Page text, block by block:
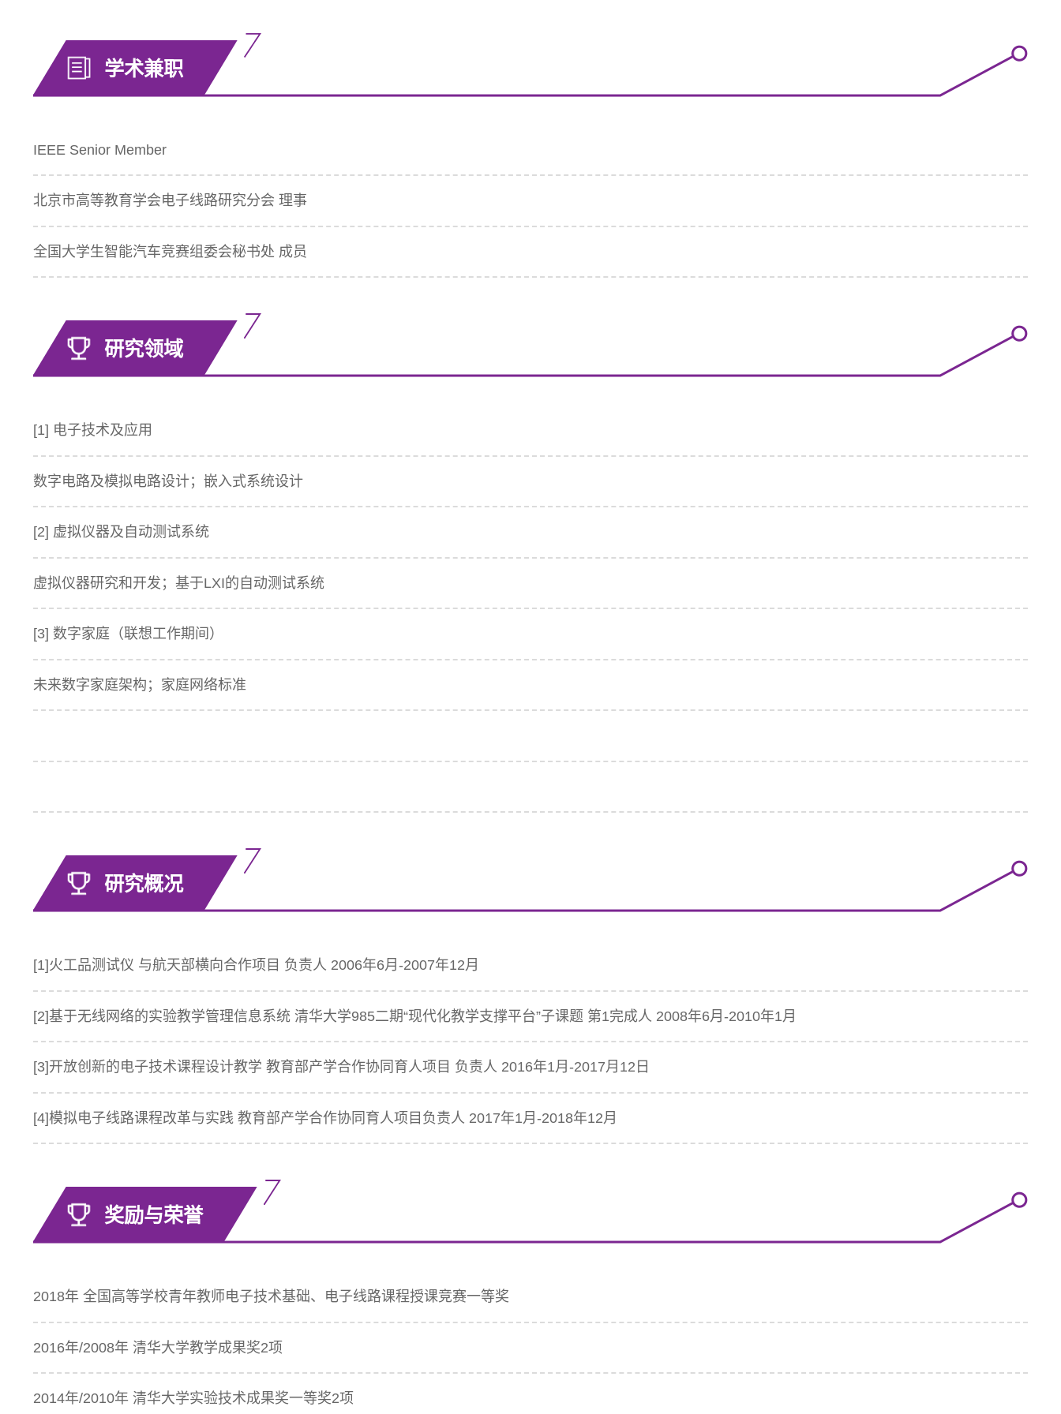
学术兼职
IEEE Senior Member
北京市高等教育学会电子线路研究分会 理事
全国大学生智能汽车竞赛组委会秘书处 成员
研究领域
[1] 电子技术及应用
数字电路及模拟电路设计；嵌入式系统设计
[2] 虚拟仪器及自动测试系统
虚拟仪器研究和开发；基于LXI的自动测试系统
[3] 数字家庭（联想工作期间）
未来数字家庭架构；家庭网络标准
研究概况
[1]火工品测试仪 与航天部横向合作项目 负责人 2006年6月-2007年12月
[2]基于无线网络的实验教学管理信息系统 清华大学985二期“现代化教学支撑平台”子课题 第1完成人 2008年6月-2010年1月
[3]开放创新的电子技术课程设计教学 教育部产学合作协同育人项目 负责人 2016年1月-2017月12日
[4]模拟电子线路课程改革与实践 教育部产学合作协同育人项目负责人 2017年1月-2018年12月
奖励与荣誉
2018年 全国高等学校青年教师电子技术基础、电子线路课程授课竞赛一等奖
2016年/2008年 清华大学教学成果奖2项
2014年/2010年 清华大学实验技术成果奖一等奖2项